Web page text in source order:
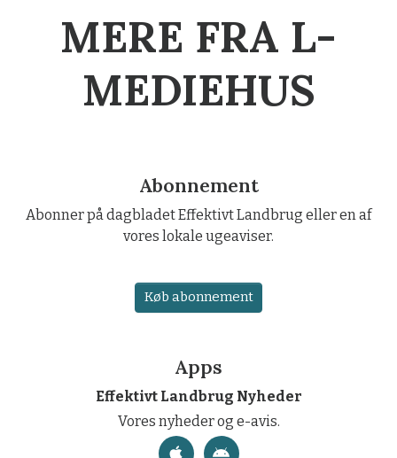
MERE FRA L-
MEDIEHUS
Abonnement
Abonner på dagbladet Effektivt Landbrug eller en af
vores lokale ugeaviser.
Køb abonnement
Apps
Effektivt Landbrug Nyheder
Vores nyheder og e-avis.